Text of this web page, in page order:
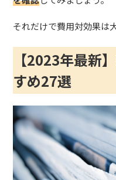
それだけで費用対効果は
【2023年最新
すめ27選